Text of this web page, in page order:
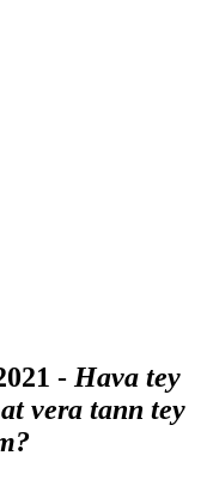
- Hava tey
vera tann tey